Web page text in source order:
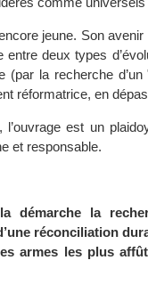
jeune. Son
entre deux types
(par la recherche
réformatrice, en
l’ouvrage est un
et responsable.
démarche la
réconciliation
armes les plus